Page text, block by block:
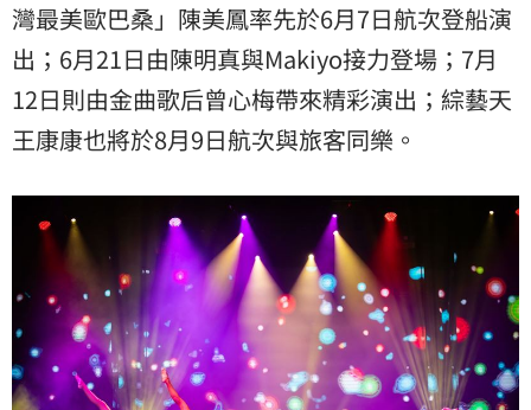
灣最美歐巴桑」陳美鳳率先於6月7日航次登船演
出；6月21日由陳明真與Makiyo接力登場；7月
12日則由金曲歌后曾心梅帶來精彩演出；綜藝天
王康康也將於8月9日航次與旅客同樂。